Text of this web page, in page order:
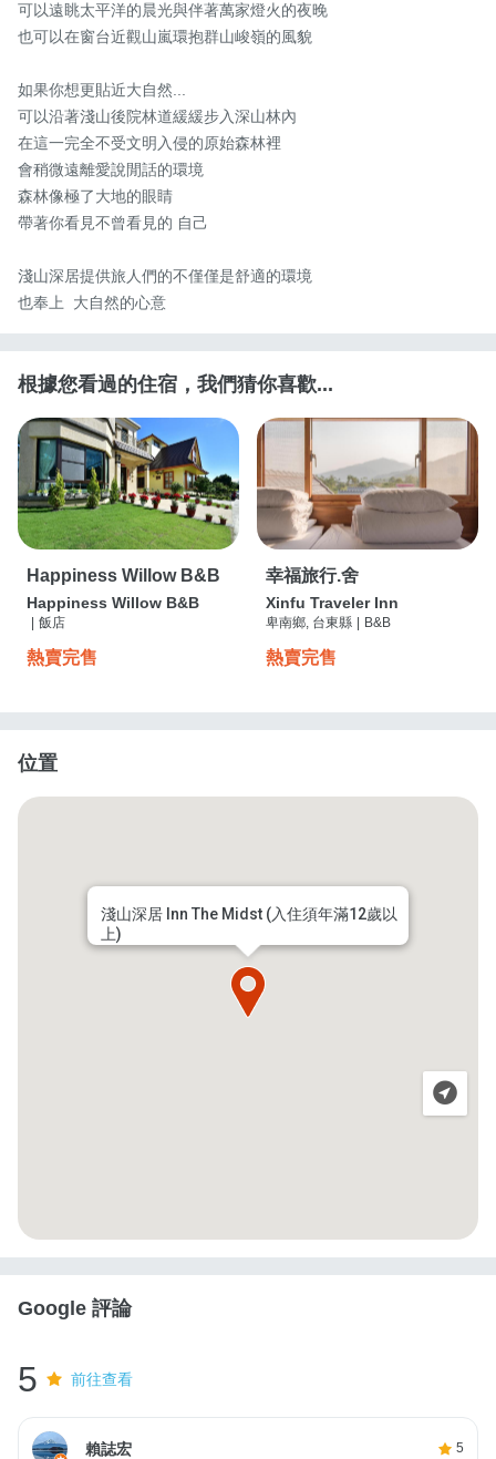
可以遠眺太平洋的晨光與伴著萬家燈火的夜晚
也可以在窗台近觀山嵐環抱群山峻嶺的風貌
如果你想更貼近大自然...
可以沿著淺山後院林道緩緩步入深山林內
在這一完全不受文明入侵的原始森林裡
會稍微遠離愛說閒話的環境
森林像極了大地的眼睛
帶著你看見不曾看見的 自己
淺山深居提供旅人們的不僅僅是舒適的環境
也奉上  大自然的心意
根據您看過的住宿，我們猜你喜歡...
Happiness Willow B&B
Happiness Willow B&B
| 飯店
熱賣完售
幸福旅行.舍
Xinfu Traveler Inn
卑南鄉, 台東縣 | B&B
熱賣完售
位置
淺山深居 Inn The Midst (入住須年滿12歲以
上)
Google 評論
5 前往查看
賴誌宏 5